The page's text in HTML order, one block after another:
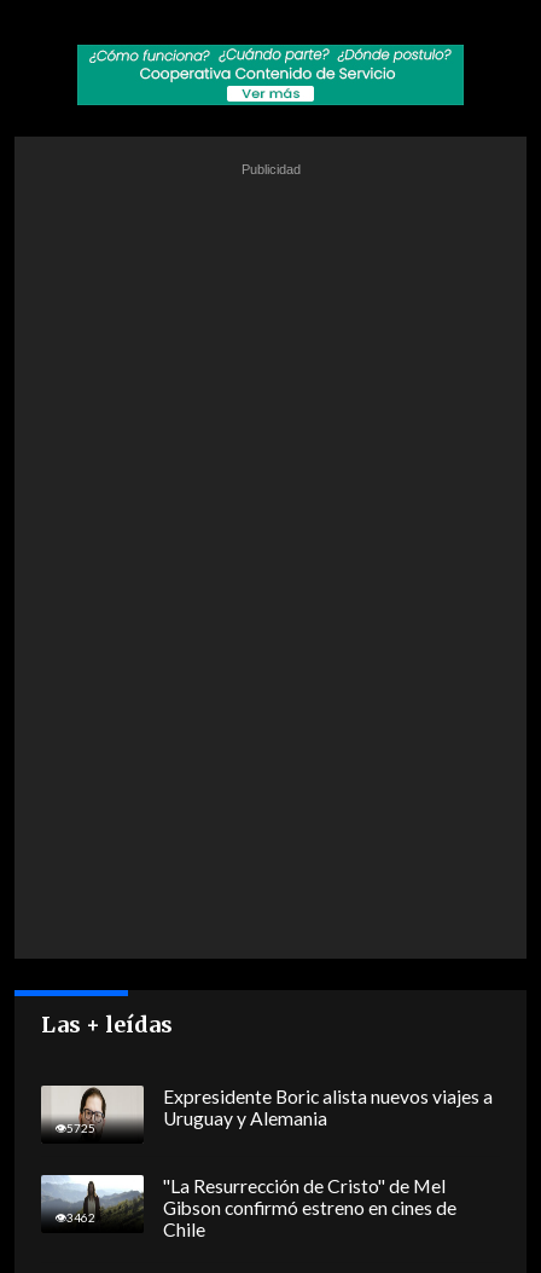
Las + leídas
5725
Expresidente Boric alista nuevos viajes a
Uruguay y Alemania
3462
"La Resurrección de Cristo" de Mel
Gibson confirmó estreno en cines de
Chile